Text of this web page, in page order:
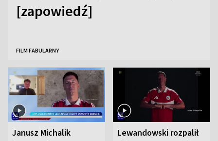
[zapowiedź]
FILM FABULARNY
Janusz Michalik
Lewandowski rozpalił